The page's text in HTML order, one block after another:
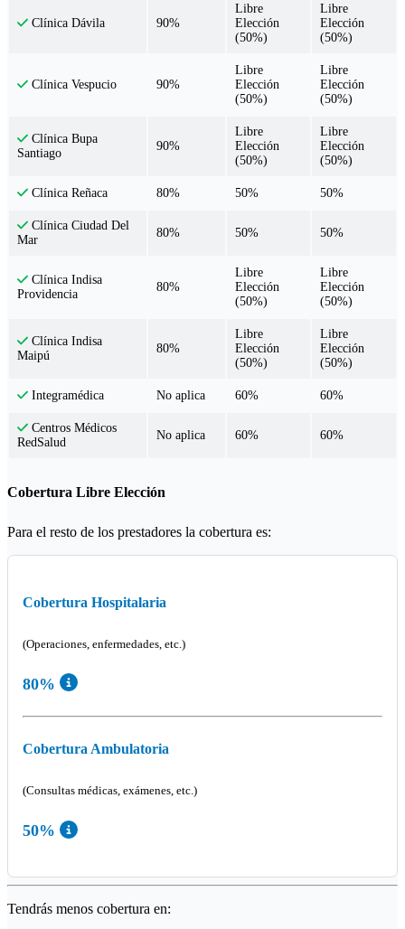
Clínica Dávila 90%
Libre
Elección
(50%)
Libre
Elección
(50%)
Clínica Vespucio 90%
Libre
Elección
(50%)
Libre
Elección
(50%)
Clínica Bupa
Santiago
90%
Libre
Elección
(50%)
Libre
Elección
(50%)
Clínica Reñaca 80% 50% 50%
Clínica Ciudad Del
Mar
80% 50% 50%
Clínica Indisa
Providencia
80%
Libre
Elección
(50%)
Libre
Elección
(50%)
Clínica Indisa
Maipú
80%
Libre
Elección
(50%)
Libre
Elección
(50%)
Integramédica No aplica 60% 60%
Centros Médicos
RedSalud
No aplica 60% 60%
Cobertura Libre Elección
Para el resto de los prestadores la cobertura es:
Cobertura Hospitalaria
(Operaciones, enfermedades, etc.)
80%
Cobertura Ambulatoria
(Consultas médicas, exámenes, etc.)
50%
Tendrás menos cobertura en: